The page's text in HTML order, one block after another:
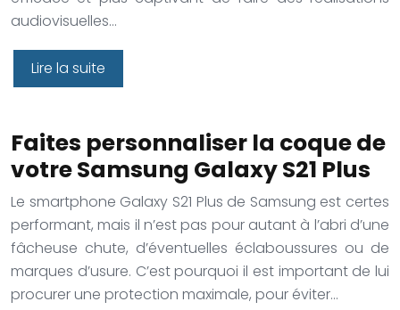
audiovisuelles…
Lire la suite
Faites personnaliser la coque de
votre Samsung Galaxy S21 Plus
Le smartphone Galaxy S21 Plus de Samsung est certes
performant, mais il n’est pas pour autant à l’abri d’une
fâcheuse chute, d’éventuelles éclaboussures ou de
marques d’usure. C’est pourquoi il est important de lui
procurer une protection maximale, pour éviter…